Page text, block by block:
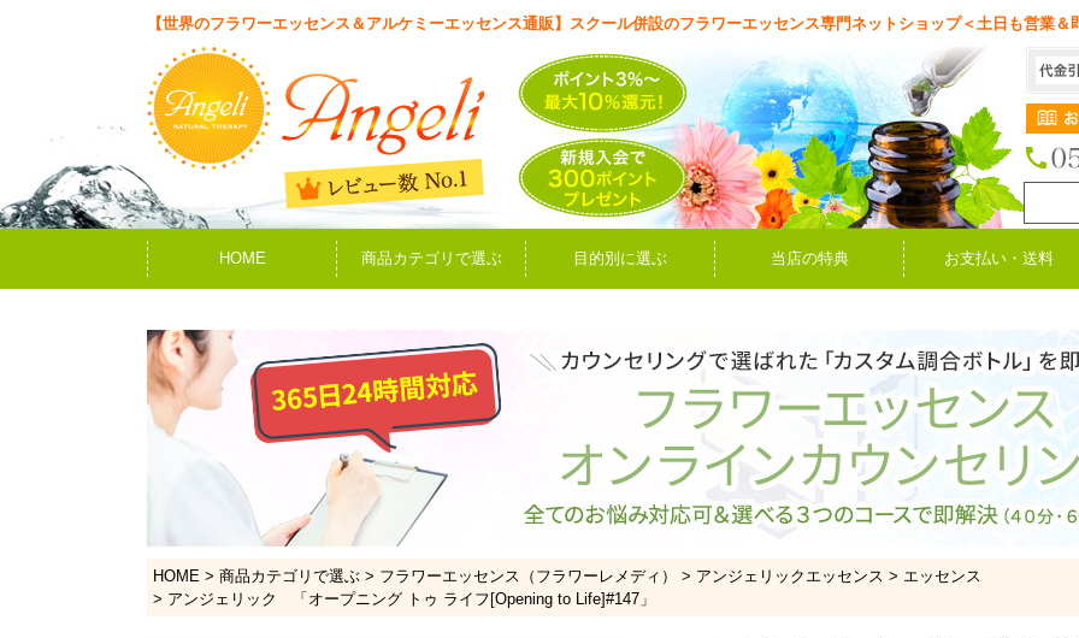
【世界のフラワーエッセンス＆アルケミーエッセンス通販】スクール併設のフラワーエッセンス専門ネットショップ＜土日も営業＆
HOME 商品カテゴリで選ぶ 目的別に選ぶ 当店の特典 お支払い・送料
HOME 商品カテゴリで選ぶ フラワーエッセンス（フラワーレメディ） アンジェリックエッセンス
エッセンス
アンジェリック 「オープニング トゥ ライフ[Opening to Life]#147」